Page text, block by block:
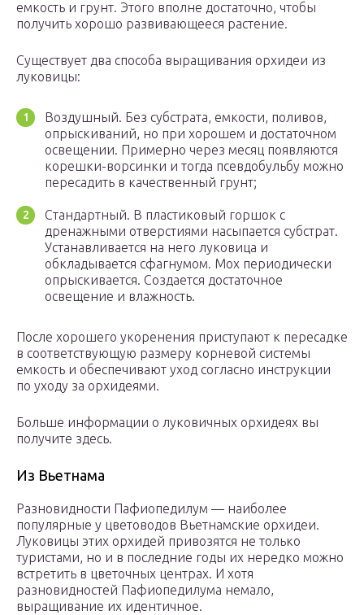
емкость и грунт. Этого вполне достаточно, чтобы
получить хорошо развивающееся растение.
Существует два способа выращивания орхидеи из
луковицы:
Воздушный. Без субстрата, емкости, поливов,
опрыскиваний, но при хорошем и достаточном
освещении. Примерно через месяц появляются
корешки-ворсинки и тогда псевдобульбу можно
пересадить в качественный грунт;
Стандартный. В пластиковый горшок с
дренажными отверстиями насыпается субстрат.
Устанавливается на него луковица и
обкладывается сфагнумом. Мох периодически
опрыскивается. Создается достаточное
освещение и влажность.
После хорошего укоренения приступают к пересадке
в соответствующую размеру корневой системы
емкость и обеспечивают уход согласно инструкции
по уходу за орхидеями.
Больше информации о луковичных орхидеях вы
получите здесь.
Из Вьетнама
Разновидности Пафиопедилум — наиболее
популярные у цветоводов Вьетнамские орхидеи.
Луковицы этих орхидей привозятся не только
туристами, но и в последние годы их нередко можно
встретить в цветочных центрах. И хотя
разновидностей Пафиопедилума немало,
выращивание их идентичное.